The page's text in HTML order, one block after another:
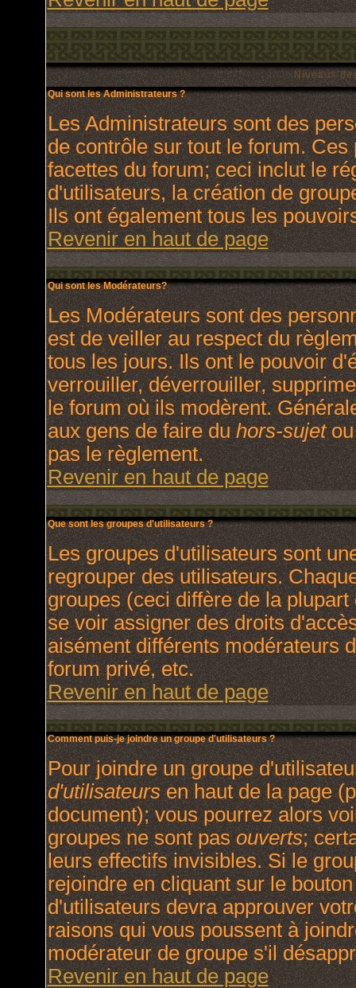
Niveaux
Qui sont les Administrateurs ?
Les Administrateurs sont des
de contrôle sur tout le forum.
facettes du forum; ceci inclut le
d'utilisateurs, la création de
Ils ont également tous les
Revenir en haut de page
Qui sont les Modérateurs?
Les Modérateurs sont des
est de veiller au respect du
tous les jours. Ils ont le pouvoir
verrouiller, déverrouiller,
le forum où ils modèrent.
aux gens de faire duhors-sujetou
pas le règlement.
Revenir en haut de page
Que sont les groupes d'utilisateurs ?
Les groupes d'utilisateurs sont
regrouper des utilisateurs.
groupes (ceci diffère de la
se voir assigner des droits
aisément différents modérateurs
forum privé, etc.
Revenir en haut de page
Comment puis-je joindre un groupe d'utilisateurs ?
Pour joindre un groupe
d'utilisateursen haut de la page
document); vous pourrez alors
groupes ne sont pasouverts;
leurs effectifs invisibles. Si le
rejoindre en cliquant sur le
d'utilisateurs devra approuver
raisons qui vous poussent à
modérateur de groupe s'il
Revenir en haut de page